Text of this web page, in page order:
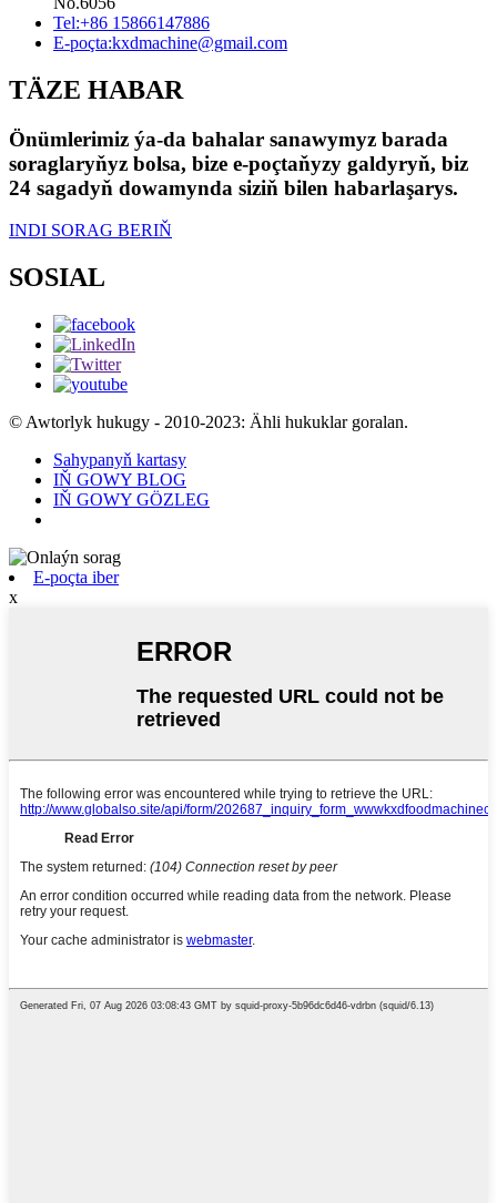
Tel:+86 15866147886
E-poçta:kxdmachine@gmail.com
TÄZE HABAR
Önümlerimiz ýa-da bahalar sanawymyz barada
soraglaryňyz bolsa, bize e-poçtaňyzy galdyryň, biz
24 sagadyň dowamynda siziň bilen habarlaşarys.
INDI SORAG BERIŇ
SOSIAL
© Awtorlyk hukugy - 2010-2023: Ähli hukuklar goralan.
Sahypanyň kartasy
IŇ GOWY BLOG
IŇ GOWY GÖZLEG
E-poçta iber
x